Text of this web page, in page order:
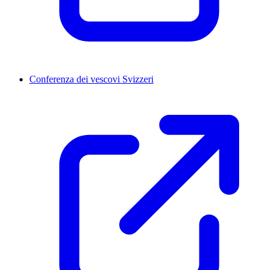
Conferenza dei vescovi Svizzeri